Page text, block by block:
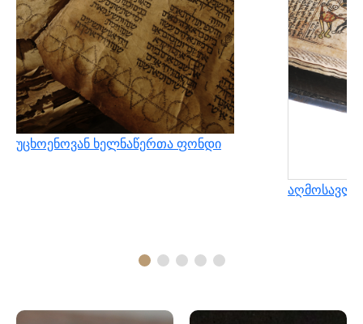
უცხოენოვან ხელნაწერთა ფონდი